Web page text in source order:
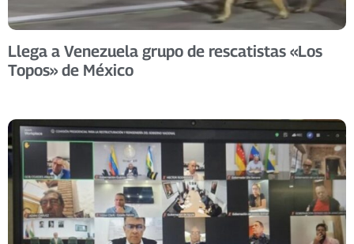
Llega a Venezuela grupo de rescatistas «Los
Topos» de México